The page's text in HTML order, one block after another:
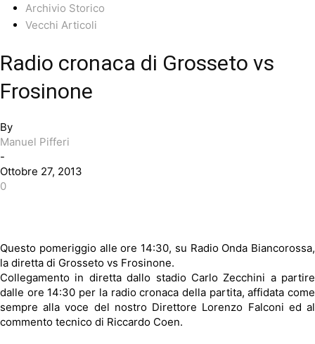
Archivio Storico
Vecchi Articoli
Radio cronaca di Grosseto vs
Frosinone
By
Manuel Pifferi
-
Ottobre 27, 2013
0
Questo pomeriggio alle ore 14:30, su Radio Onda Biancorossa,
la diretta di Grosseto vs Frosinone.
Collegamento in diretta dallo stadio Carlo Zecchini a partire
dalle ore 14:30 per la radio cronaca della partita, affidata come
sempre alla voce del nostro Direttore Lorenzo Falconi ed al
commento tecnico di Riccardo Coen.